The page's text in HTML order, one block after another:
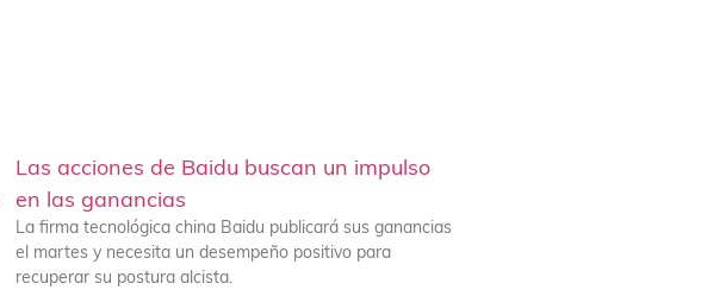
Las acciones de Baidu buscan un impulso
en las ganancias
La firma tecnológica china Baidu publicará sus ganancias
el martes y necesita un desempeño positivo para
recuperar su postura alcista.